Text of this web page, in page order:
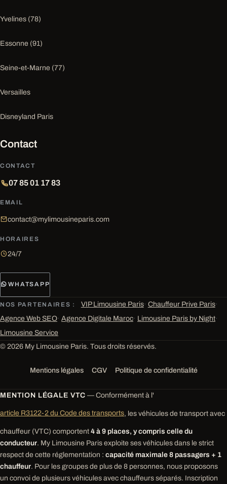
Yvelines (78)
Essonne (91)
Seine-et-Marne (77)
Versailles
Disneyland Paris
Contact
CONTACT
07 85 01 17 83
EMAIL
contact@mylimousineparis.com
HORAIRES
24/7
WHATSAPP
NOS PARTENAIRES : VIP Limousine Paris· Chauffeur Prive Paris·
Agence Web SEO· Agence Digitale Maroc· Limousine Paris by Night·
Limousine Service
© 2026 My Limousine Paris. Tous droits réservés.
Mentions légales CGV Politique de confidentialité
MENTION LÉGALE VTC — Conformément à l'
article R3122-2 du Code des transports, les véhicules de transport avec
chauffeur (VTC) comportent 4 à 9 places, y compris celle du
conducteur. My Limousine Paris exploite ses véhicules dans le strict
respect de cette réglementation : capacité maximale 8 passagers + 1
chauffeur. Pour les groupes de plus de 8 personnes, nous proposons
un convoi de plusieurs véhicules avec chauffeurs séparés. Inscription